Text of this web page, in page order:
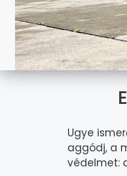
Ugye
aggódj, a
védelmet: